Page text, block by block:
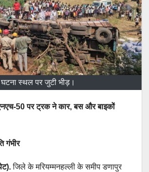
घटना स्थल पर जुटी भीड़।
50 पर ट्रक ने कार, बस और बाइकों
गंभीर
जिले के मरियम्मनहल्ली के समीप डणापुर